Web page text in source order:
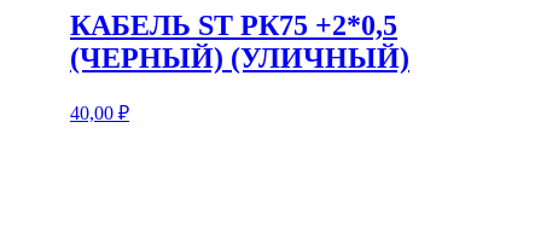
КАБЕЛЬ ST РК75 +2*0,5
(ЧЕРНЫЙ) (УЛИЧНЫЙ)
40,00 ₽